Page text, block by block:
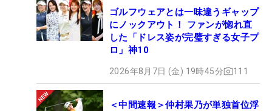
ゴルフウェアとは一味違うギャップ
にノックアウト！ ファンが惚れ直
した「ドレス姿が完璧すぎる女子プ
ロ」神10
2026年8月7日 (金) 19時45分 111
＜中間速報＞仲村果乃が単独首位浮